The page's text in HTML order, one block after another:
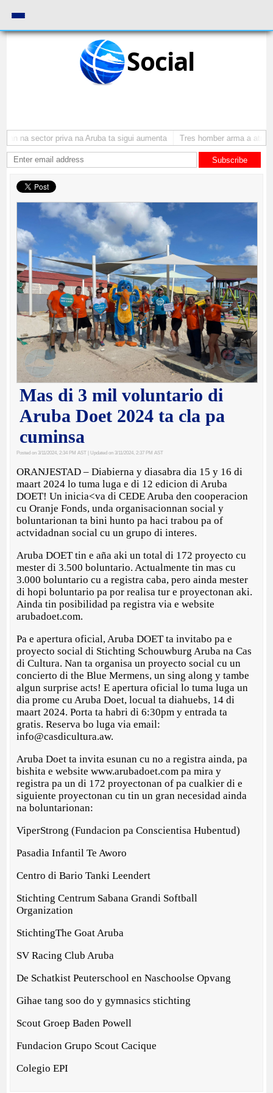
Social
na sector priva na Aruba ta sigui aumenta Tres homber arma a
Subscribe
Mas di 3 mil voluntario di
Aruba Doet 2024 ta cla pa
cuminsa
Posted on 3/11/2024, 2:34 PM AST | Updated on 3/11/2024, 2:37 PM AST
ORANJESTAD – Diabierna y diasabra dia 15 y 16 di
maart 2024 lo tuma luga e di 12 edicion di Aruba
DOET! Un inicia<va di CEDE Aruba den cooperacion
cu Oranje Fonds, unda organisacionnan social y
boluntarionan ta bini hunto pa haci trabou pa of
actvidadnan social cu un grupo di interes.
Aruba DOET tin e aña aki un total di 172 proyecto cu
mester di 3.500 boluntario. Actualmente tin mas cu
3.000 boluntario cu a registra caba, pero ainda mester
di hopi boluntario pa por realisa tur e proyectonan aki.
Ainda tin posibilidad pa registra via e website
arubadoet.com.
Pa e apertura oficial, Aruba DOET ta invitabo pa e
proyecto social di Stichting Schouwburg Aruba na Cas
di Cultura. Nan ta organisa un proyecto social cu un
concierto di the Blue Mermens, un sing along y tambe
algun surprise acts! E apertura oficial lo tuma luga un
dia prome cu Aruba Doet, locual ta diahuebs, 14 di
maart 2024. Porta ta habri di 6:30pm y entrada ta
gratis. Reserva bo luga via email:
info@casdicultura.aw.
Aruba Doet ta invita esunan cu no a registra ainda, pa
bishita e website www.arubadoet.com pa mira y
registra pa un di 172 proyectonan of pa cualkier di e
siguiente proyectonan cu tin un gran necesidad ainda
na boluntarionan:
ViperStrong (Fundacion pa Conscientisa Hubentud)
Pasadia Infantil Te Aworo
Centro di Bario Tanki Leendert
Stichting Centrum Sabana Grandi Softball
Organization
StichtingThe Goat Aruba
SV Racing Club Aruba
De Schatkist Peuterschool en Naschoolse Opvang
Gihae tang soo do y gymnasics stichting
Scout Groep Baden Powell
Fundacion Grupo Scout Cacique
Colegio EPI